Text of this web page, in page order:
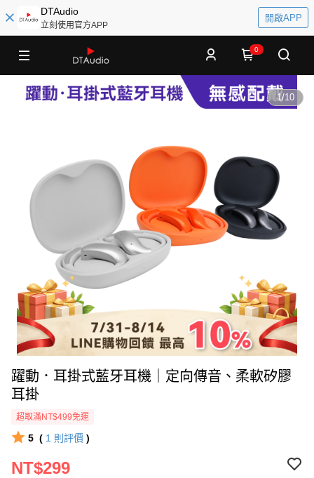
DTAudio
立刻使用官方APP
開啟APP
0
1/10
躍動．耳掛式藍牙耳機｜定向傳音、柔軟矽膠
耳掛
超取滿NT$499免運
5 ( 1 則評價 )
NT$299